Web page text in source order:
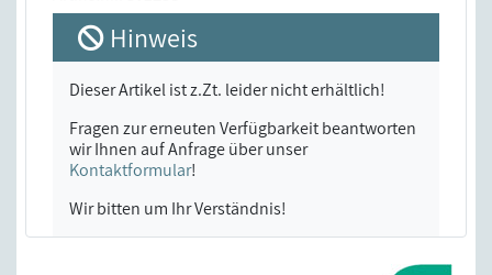
Hinweis
Dieser Artikel ist z.Zt. leider nicht erhältlich!
Fragen zur erneuten Verfügbarkeit beantworten
wir Ihnen auf Anfrage über unser
Kontaktformular!
Wir bitten um Ihr Verständnis!